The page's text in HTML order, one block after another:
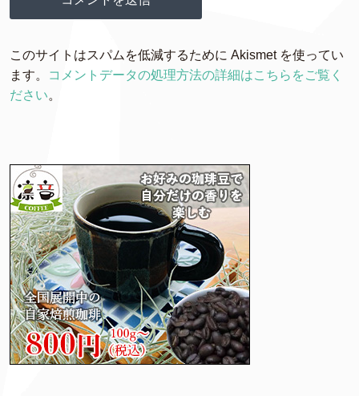
このサイトはスパムを低減するために Akismet を使ってい
ます。
コメントデータの処理方法の詳細はこちらをご覧く
ださい。